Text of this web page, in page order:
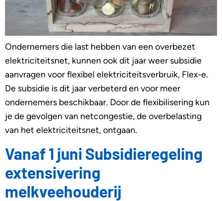
Ondernemers die last hebben van een overbezet
elektriciteitsnet, kunnen ook dit jaar weer subsidie
aanvragen voor flexibel elektriciteitsverbruik, Flex-e.
De subsidie is dit jaar verbeterd en voor meer
ondernemers beschikbaar. Door de flexibilisering kun
je de gevolgen van netcongestie, de overbelasting
van het elektriciteitsnet, ontgaan.
Vanaf 1 juni Subsidieregeling
extensivering
melkveehouderij